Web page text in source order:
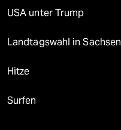
USA unter Trump
Landtagswahl in
Hitze
Surfen